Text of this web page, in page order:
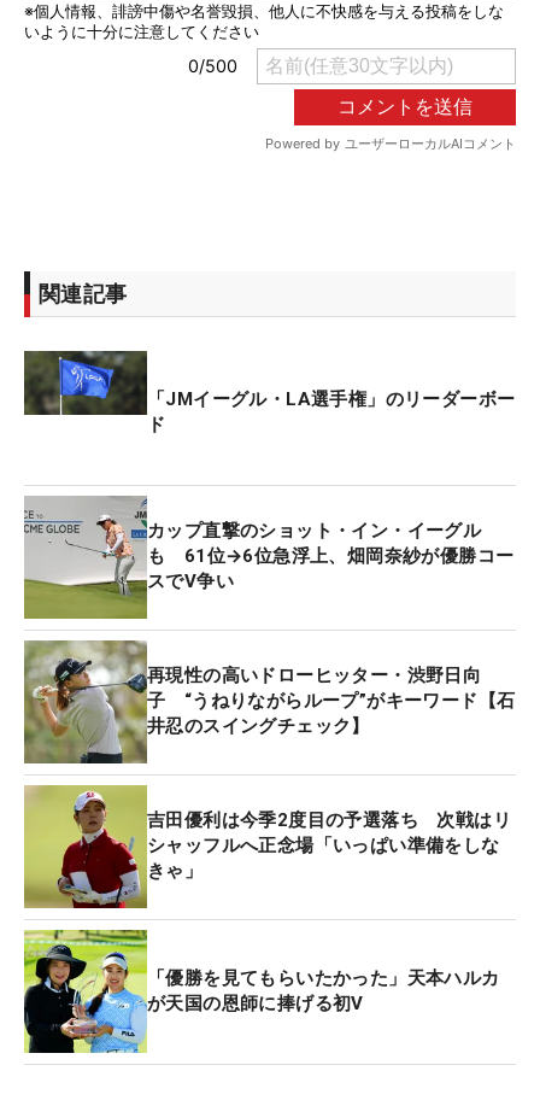
関連記事
「JMイーグル・LA選手権」のリーダーボー
ド
カップ直撃のショット・イン・イーグル
も 61位→6位急浮上、畑岡奈紗が優勝コー
スでV争い
再現性の高いドローヒッター・渋野日向
子 “うねりながらループ”がキーワード【石
井忍のスイングチェック】
吉田優利は今季2度目の予選落ち 次戦はリ
シャッフルへ正念場「いっぱい準備をしな
きゃ」
「優勝を見てもらいたかった」天本ハルカ
が天国の恩師に捧げる初V